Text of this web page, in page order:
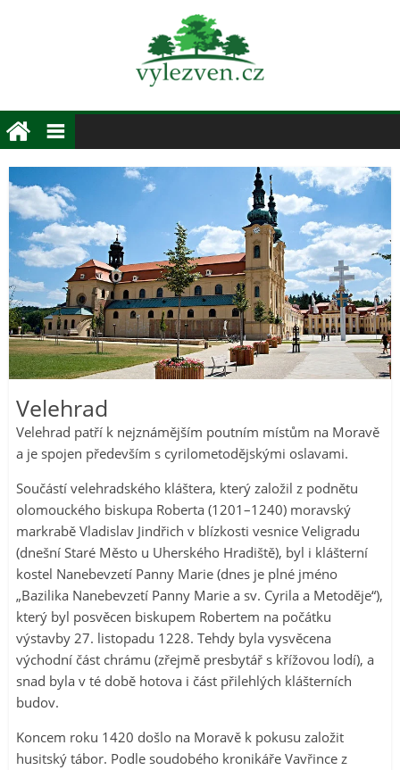
Velehrad
Velehrad patří k nejznámějším poutním místům na Moravě
a je spojen především s cyrilometodějskými oslavami.
Součástí velehradského kláštera, který založil z podnětu
olomouckého biskupa Roberta (1201–1240) moravský
markrabě Vladislav Jindřich v blízkosti vesnice Veligradu
(dnešní Staré Město u Uherského Hradiště), byl i klášterní
kostel Nanebevzetí Panny Marie (dnes je plné jméno
„Bazilika Nanebevzetí Panny Marie a sv. Cyrila a Metoděje“),
který byl posvěcen biskupem Robertem na počátku
výstavby 27. listopadu 1228. Tehdy byla vysvěcena
východní část chrámu (zřejmě presbytář s křížovou lodí), a
snad byla v té době hotova i část přilehlých klášterních
budov.
Koncem roku 1420 došlo na Moravě k pokusu založit
husitský tábor. Podle soudobého kronikáře Vavřince z